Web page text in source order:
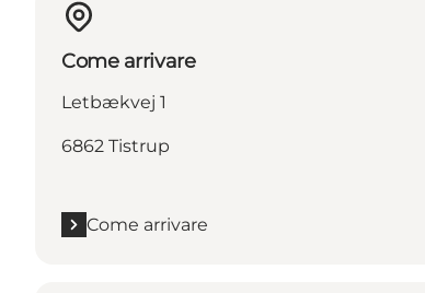
Come arrivare
Letbækvej 1
6862 Tistrup
Come arrivare